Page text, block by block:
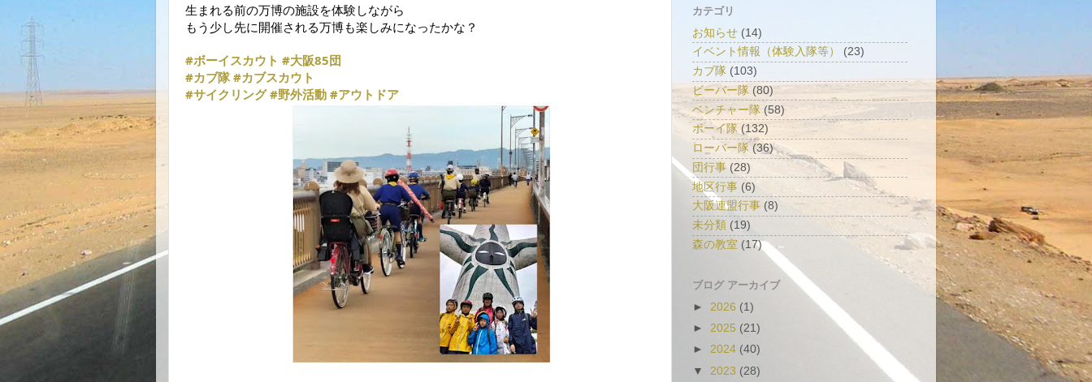
生まれる前の万博の施設を体験しながら
もう少し先に開催される万博も楽しみになったかな？
#ボーイスカウト #大阪85団
#カブ隊 #カブスカウト
#サイクリング #野外活動 #アウトドア
カテゴリ
お知らせ (14)
イベント情報（体験入隊等）
(23)
カブ隊 (103)
ビーバー隊 (80)
ベンチャー隊 (58)
ボーイ隊 (132)
ローバー隊 (36)
団行事 (28)
地区行事 (6)
大阪連盟行事 (8)
未分類 (19)
森の教室 (17)
ブログ アーカイブ
► 2026 (1)
► 2025 (21)
► 2024 (40)
▼ 2023 (28)